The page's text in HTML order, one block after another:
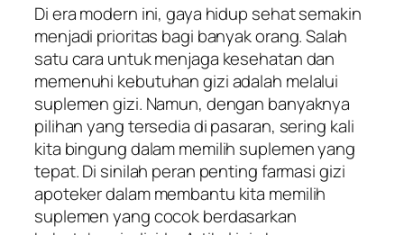
Di era modern ini, gaya hidup sehat semakin
menjadi prioritas bagi banyak orang. Salah
satu cara untuk menjaga kesehatan dan
memenuhi kebutuhan gizi adalah melalui
suplemen gizi. Namun, dengan banyaknya
pilihan yang tersedia di pasaran, sering kali
kita bingung dalam memilih suplemen yang
tepat. Di sinilah peran penting farmasi gizi
apoteker dalam membantu kita memilih
suplemen yang cocok berdasarkan